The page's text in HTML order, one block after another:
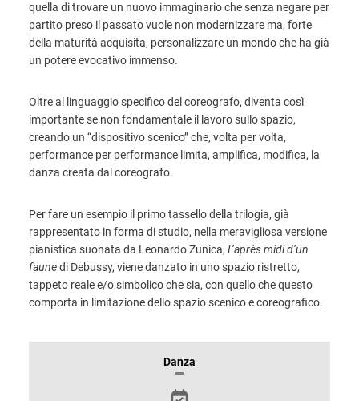
quella di trovare un nuovo immaginario che senza negare per
partito preso il passato vuole non modernizzare ma, forte
della maturità acquisita, personalizzare un mondo che ha già
un potere evocativo immenso.
Oltre al linguaggio specifico del coreografo, diventa così
importante se non fondamentale il lavoro sullo spazio,
creando un “dispositivo scenico” che, volta per volta,
performance per performance limita, amplifica, modifica, la
danza creata dal coreografo.
Per fare un esempio il primo tassello della trilogia, già
rappresentato in forma di studio, nella meravigliosa versione
pianistica suonata da Leonardo Zunica, L’après midi d’un
faunedi Debussy, viene danzato in uno spazio ristretto,
tappeto reale e/o simbolico che sia, con quello che questo
comporta in limitazione dello spazio scenico e coreografico.
INFORMAZIONIDanza